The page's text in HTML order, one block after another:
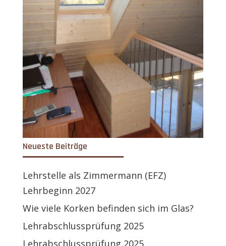
Neueste Beiträge
Lehrstelle als Zimmermann (EFZ)
Lehrbeginn 2027
Wie viele Korken befinden sich im Glas?
Lehrabschlussprüfung 2025
Lehrabschlussprüfung 2025